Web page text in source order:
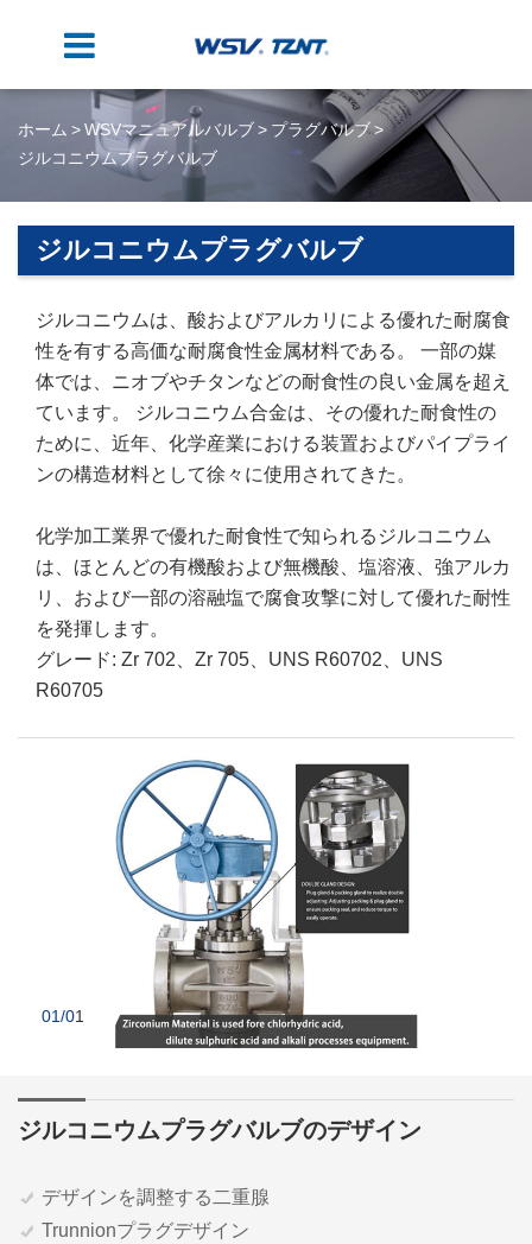
ホーム WSVマニュアルバルブ
プラグバルブ
ジルコニウムプラグバルブ
ジルコニウムプラグバルブ
ジルコニウムは、酸およびアルカリによる優れた耐腐食
性を有する高価な耐腐食性金属材料である。 一部の媒
体では、ニオブやチタンなどの耐食性の良い金属を超え
ています。 ジルコニウム合金は、その優れた耐食性の
ために、近年、化学産業における装置およびパイプライ
ンの構造材料として徐々に使用されてきた。
化学加工業界で優れた耐食性で知られるジルコニウム
は、ほとんどの有機酸および無機酸、塩溶液、強アルカ
リ、および一部の溶融塩で腐食攻撃に対して優れた耐性
を発揮します。
グレード: Zr 702、Zr 705、UNS R60702、UNS
R60705
01/01
ジルコニウムプラグバルブのデザイン
デザインを調整する二重腺
Trunnionプラグデザイン